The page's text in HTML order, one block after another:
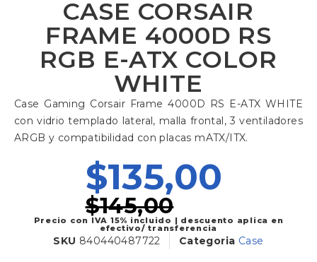
CASE CORSAIR
FRAME 4000D RS
RGB E-ATX COLOR
WHITE
Case Gaming Corsair Frame 4000D RS E-ATX WHITE
con vidrio templado lateral, malla frontal, 3 ventiladores
ARGB y compatibilidad con placas mATX/ITX.
$145,00
$135,00
Precio con IVA 15% incluido | descuento aplica en
efectivo/ transferencia
SKU 840440487722 Categoria Case